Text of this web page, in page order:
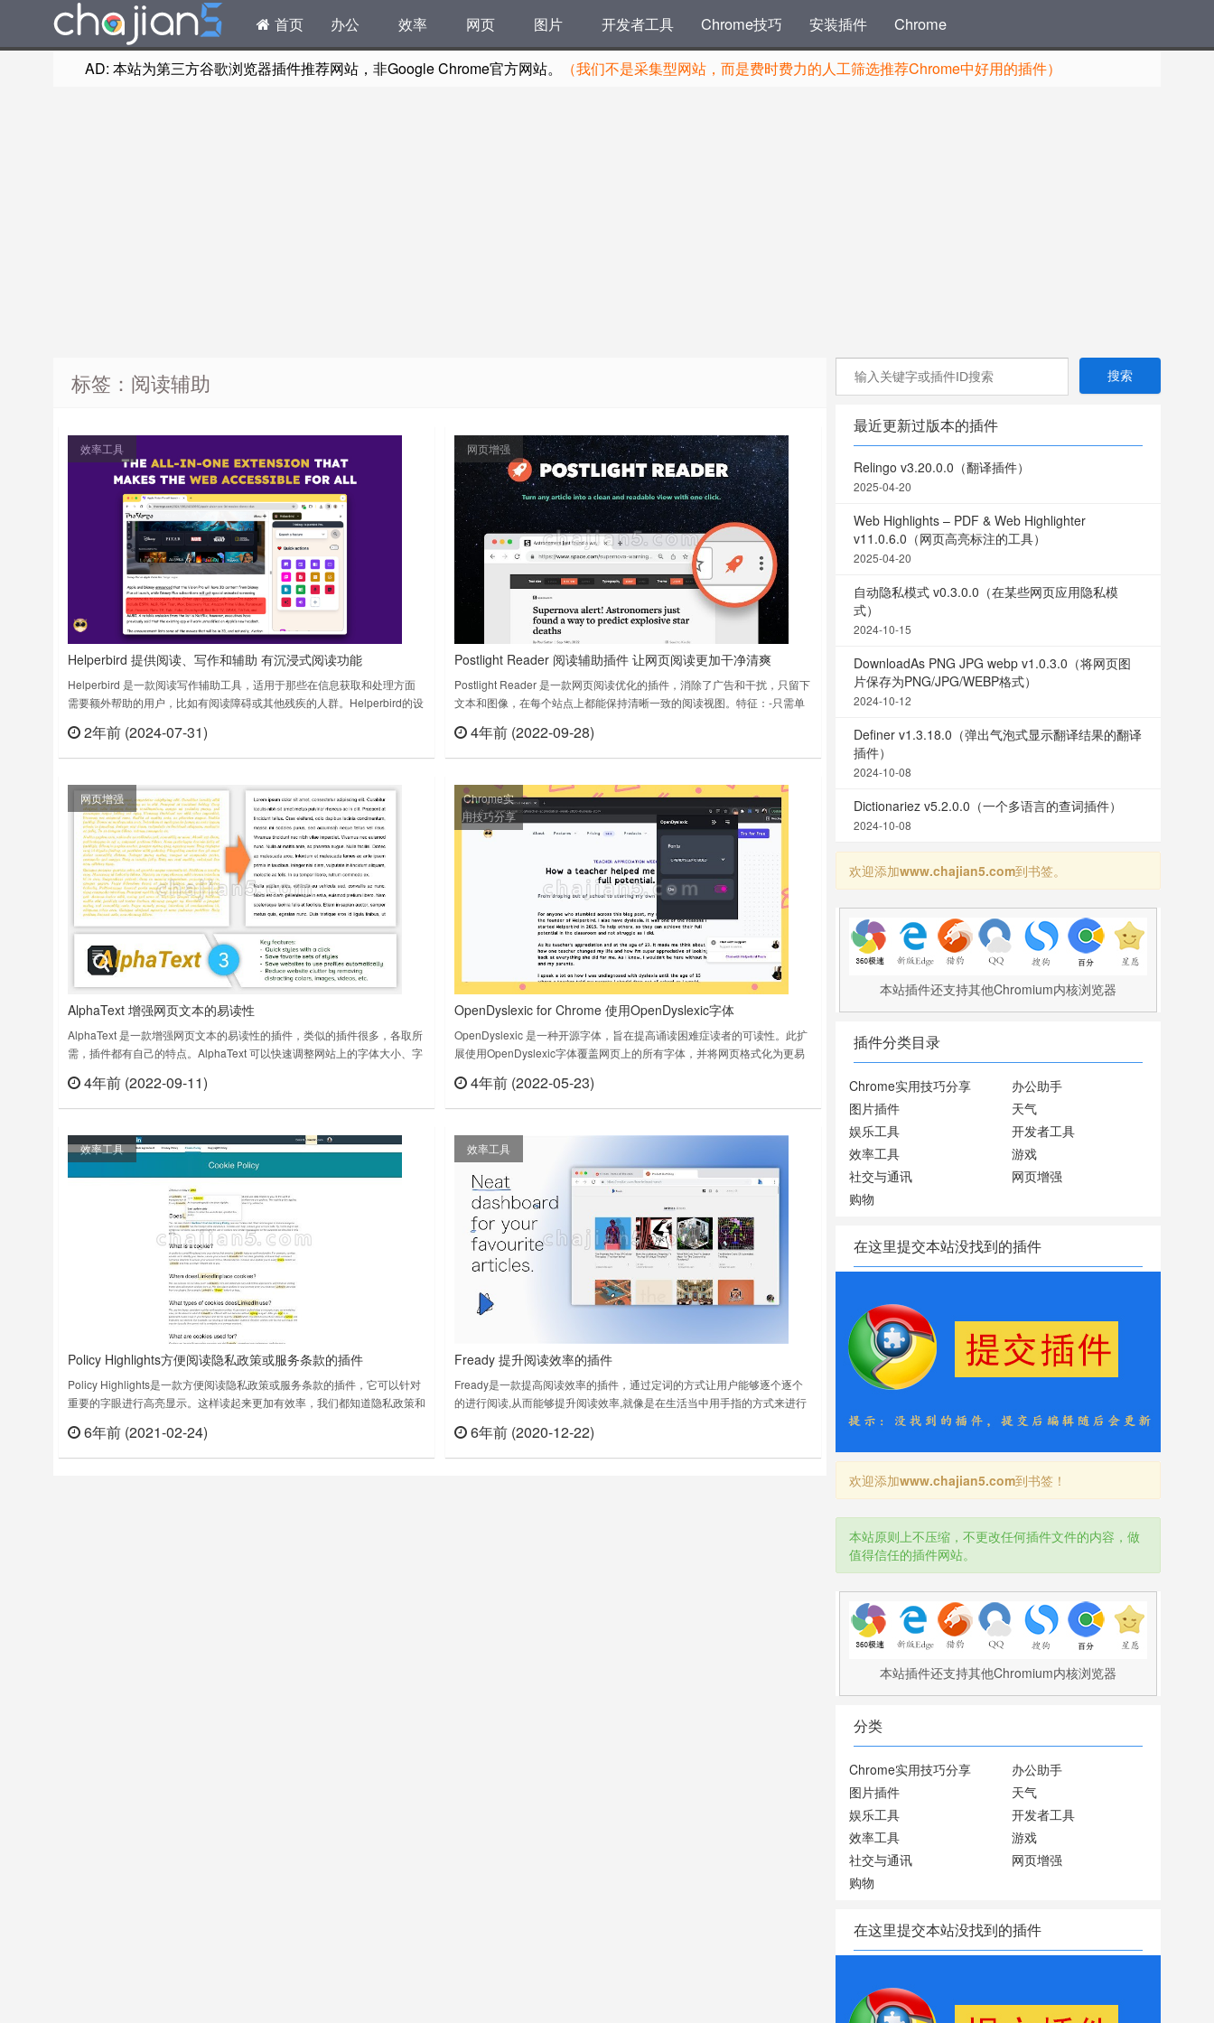
首页 办公 效率 网页 图片 开发者工具 Chrome技巧 安装插件 Chrome
AD: 本站为第三方谷歌浏览器插件推荐网站，非Google Chrome官方网站。 （我们不是采集型网站，而是费时费力的人工筛选推荐Chrome中好用的插件）
标签：阅读辅助
效率工具
Helperbird 提供阅读、写作和辅助 有沉浸式阅读功能
Helperbird 是一款阅读写作辅助工具，适用于那些在信息获取和处理方面
需要额外帮助的用户，比如有阅读障碍或其他残疾的人群。Helperbird的设
联网。无论是简化网页内容、提供语音支持还是其他辅助选项，Helperbird
都能显著提升这部分用户的在线体验，让数字世界更加包容和易于……
2年前 (2024-07-31)
网页增强
Postlight Reader 阅读辅助插件 让网页阅读更加干净清爽
Postlight Reader 是一款网页阅读优化的插件，消除了广告和干扰，只留下
文本和图像，在每个站点上都能保持清晰一致的阅读视图。特征：-只需单
大小，并在浅色或深色主题之间切换-快速键盘快捷键（Mac用户使用
Cmd+Esc，Windows用户使用Alt+`），在……
4年前 (2022-09-28)
网页增强
AlphaText 增强网页文本的易读性
AlphaText 是一款增强网页文本的易读性的插件，类似的插件很多，各取所
需，插件都有自己的特点。AlphaText 可以快速调整网站上的字体大小、字
藏夹网站上自动调整样式，快速调整颜色，根据您的喜好优化文本和背景颜
色。清除杂乱的电动工具，以消除分散注意力的多媒体（图像、视频、……
4年前 (2022-09-11)
Chrome实
用技巧分享
OpenDyslexic for Chrome 使用OpenDyslexic字体
OpenDyslexic 是一种开源字体，旨在提高诵读困难症读者的可读性。此扩
展使用OpenDyslexic字体覆盖网页上的所有字体，并将网页格式化为更易
期：2021年6月27日OpenDyslexic for Chrome™ v2024.6.8.0……
4年前 (2022-05-23)
效率工具
Policy Highlights方便阅读隐私政策或服务条款的插件
Policy Highlights是一款方便阅读隐私政策或服务条款的插件，它可以针对
重要的字眼进行高亮显示。这样读起来更加有效率，我们都知道隐私政策和
下面是一些使用过程中的实例截图，注意在使用的时候确保插件是已经安装
好并处于开启状态。Policy Highligh……
6年前 (2021-02-24)
效率工具
Fready 提升阅读效率的插件
Fready是一款提高阅读效率的插件，通过定词的方式让用户能够逐个逐个
的进行阅读,从而能够提升阅读效率,就像是在生活当中用手指的方式来进行
奏器也会。它可以根据单词的上下文来识别和调整速度。Spend less time
reading articles.You could be ……
6年前 (2020-12-22)
最近更新过版本的插件
Relingo v3.20.0.0（翻译插件）
2025-04-20
Web Highlights – PDF & Web Highlighter
v11.0.6.0（网页高亮标注的工具）
2025-04-20
自动隐私模式 v0.3.0.0（在某些网页应用隐私模
式）
2024-10-15
DownloadAs PNG JPG webp v1.0.3.0（将网页图
片保存为PNG/JPG/WEBP格式）
2024-10-12
Definer v1.3.18.0（弹出气泡式显示翻译结果的翻译
插件）
2024-10-08
Dictionariez v5.2.0.0（一个多语言的查词插件）
2024-10-08
欢迎添加www.chajian5.com到书签。
本站插件还支持其他Chromium内核浏览器
插件分类目录
Chrome实用技巧分享
办公助手
图片插件
天气
娱乐工具
开发者工具
效率工具
游戏
社交与通讯
网页增强
购物
在这里提交本站没找到的插件
欢迎添加www.chajian5.com到书签！
本站原则上不压缩，不更改任何插件文件的内容，做
值得信任的插件网站。
本站插件还支持其他Chromium内核浏览器
分类
Chrome实用技巧分享
办公助手
图片插件
天气
娱乐工具
开发者工具
效率工具
游戏
社交与通讯
网页增强
购物
在这里提交本站没找到的插件